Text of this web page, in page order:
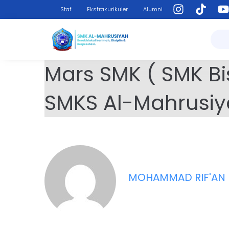
Staf Ekstrakurikuler Alumni
Mars SMK ( SMK
SMKS Al-
MOHAMMAD RIF'AN